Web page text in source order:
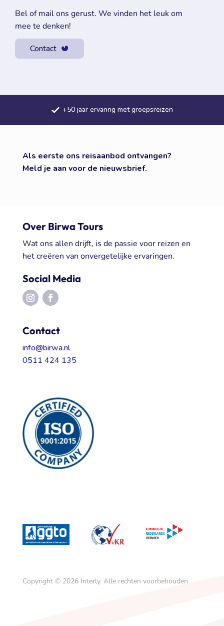
Bel of mail ons gerust. We vinden het leuk om
mee te denken!
Contact
Samengestelde dagtochten
Als eerste ons reisaanbod ontvangen?
Meld je aan voor de nieuwsbrief.
Over Birwa Tours
Wat ons allen drijft, is de passie voor reizen en
het creëren van onvergetelijke ervaringen.
Social Media
Contact
info@birwa.nl
0511 424 135
Copyright © 2026 Interly. Alle rechten voorbehouden